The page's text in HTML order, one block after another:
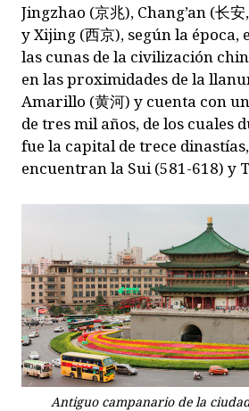
Jingzhao (京兆), Chang’an (长安
y Xijing (西京), según la época,
las cunas de la civilización
en las proximidades de la
Amarillo (黄河) y cuenta con
de tres mil años, de los cuales
fue la capital de trece
encuentran la Sui (581-618) y
Antiguo campanario de la ciudad